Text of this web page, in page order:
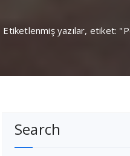
Etiketlenmiş yazılar, etiket:
Search